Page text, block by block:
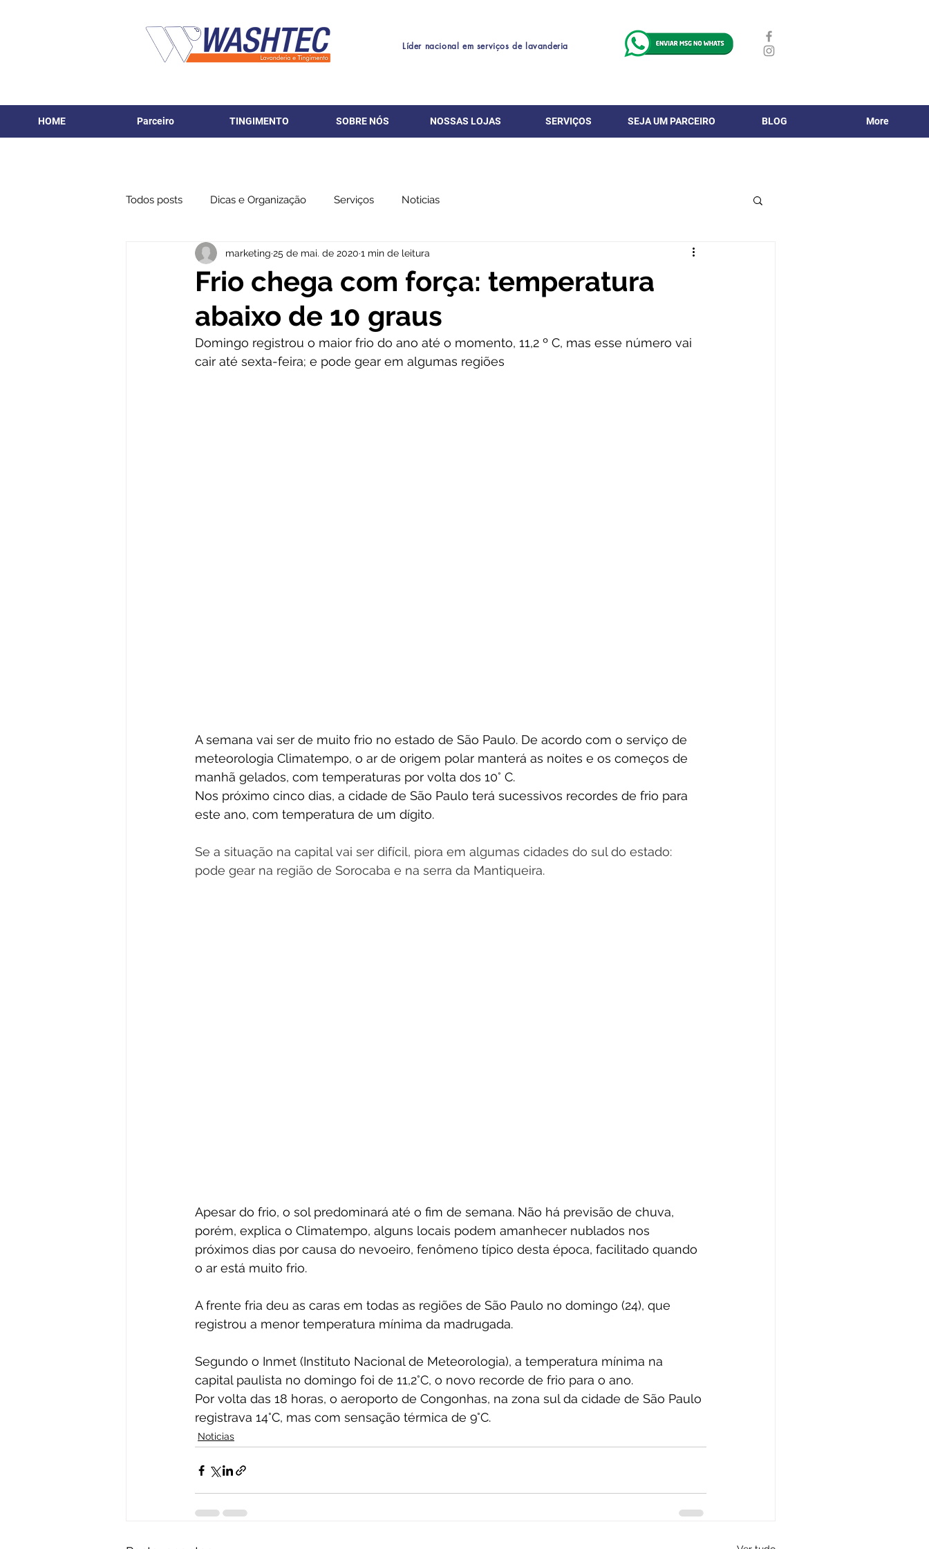
Líder nacional em serviços de lavanderia
HOME Parceiro TINGIMENTO SOBRE NÓS NOSSAS LOJAS SERVIÇOS SEJA UM PARCEIRO BLOG More
Todos posts Dicas e Organização Serviços Noticias
Frio chega com força: temperatura
abaixo de 10 graus
marketing 25 de mai. de 2020 1 min de leitura
Domingo registrou o maior frio do ano até o momento, 11,2 º C, mas esse número vai
cair até sexta-feira; e pode gear em algumas regiões
A semana vai ser de muito frio no estado de São Paulo. De acordo com o serviço de
meteorologia Climatempo, o ar de origem polar manterá as noites e os começos de
manhã gelados, com temperaturas por volta dos 10° C.
Nos próximo cinco dias, a cidade de São Paulo terá sucessivos recordes de frio para
este ano, com temperatura de um dígito.
Se a situação na capital vai ser difícil, piora em algumas cidades do sul do estado:
pode gear na região de Sorocaba e na serra da Mantiqueira.
Apesar do frio, o sol predominará até o fim de semana. Não há previsão de chuva,
porém, explica o Climatempo, alguns locais podem amanhecer nublados nos
próximos dias por causa do nevoeiro, fenômeno típico desta época, facilitado quando
o ar está muito frio.
A frente fria deu as caras em todas as regiões de São Paulo no domingo (24), que
registrou a menor temperatura mínima da madrugada.
Segundo o Inmet (Instituto Nacional de Meteorologia), a temperatura mínima na
capital paulista no domingo foi de 11,2°C, o novo recorde de frio para o ano.
Por volta das 18 horas, o aeroporto de Congonhas, na zona sul da cidade de São Paulo
registrava 14°C, mas com sensação térmica de 9°C.
Noticias